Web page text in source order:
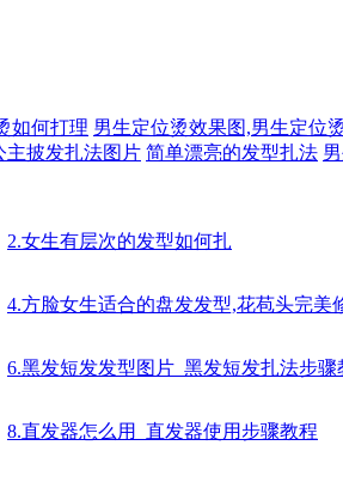
如何打理 男生定位烫效果图,男生定位
主披发扎法图片 简单漂亮的发型扎法
2.女生有层次的发型如何扎
4.方脸女生适合的盘发发型,花苞头完美
6.黑发短发发型图片_黑发短发扎法步骤
8.直发器怎么用_直发器使用步骤教程